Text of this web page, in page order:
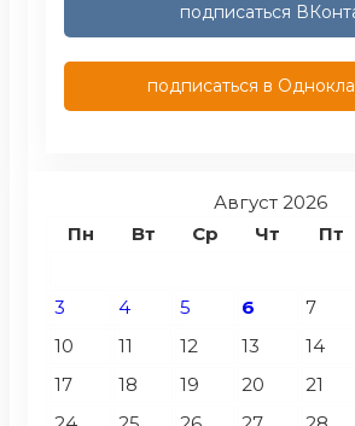
подписаться
подписаться в
Август 2026
Пн
Вт Ср Чт Пт
3
4 5 6 7
10
11 12 13 14
17
18 19 20 21